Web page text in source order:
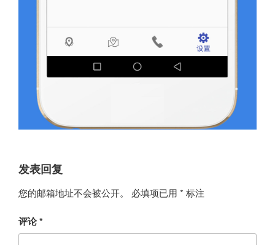
发表回复
您的邮箱地址不会被公开。 必填项已用 * 标注
评论*